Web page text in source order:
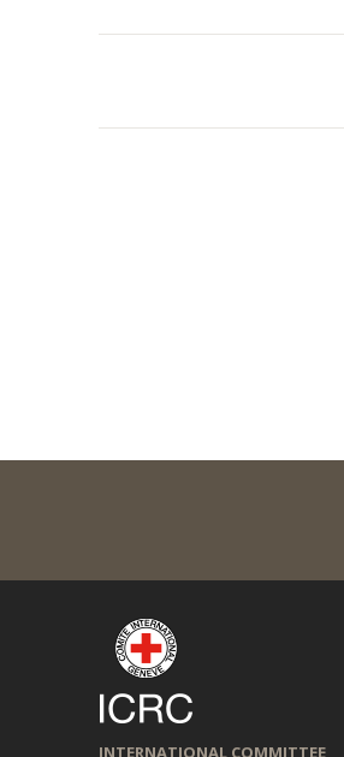
INTERNATIONAL COMMITTEE